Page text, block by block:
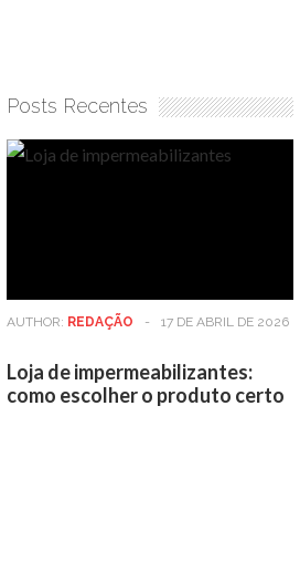
Posts Recentes
AUTHOR: REDAÇÃO - 17 DE ABRIL DE 2026
Loja de impermeabilizantes:
como escolher o produto certo